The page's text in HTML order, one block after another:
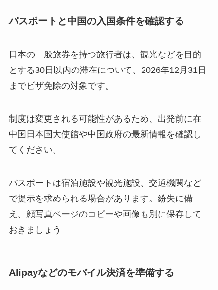
パスポートと中国の入国条件を確認する
日本の一般旅券を持つ旅行者は、観光などを目的
とする30日以内の滞在について、2026年12月31日
までビザ免除の対象です。
制度は変更される可能性があるため、出発前に在
中国日本国大使館や中国政府の最新情報を確認し
てください。
パスポートは宿泊施設や観光施設、交通機関など
で提示を求められる場合があります。紛失に備
え、顔写真ページのコピーや画像も別に保存して
おきましょう
Alipayなどのモバイル決済を準備する